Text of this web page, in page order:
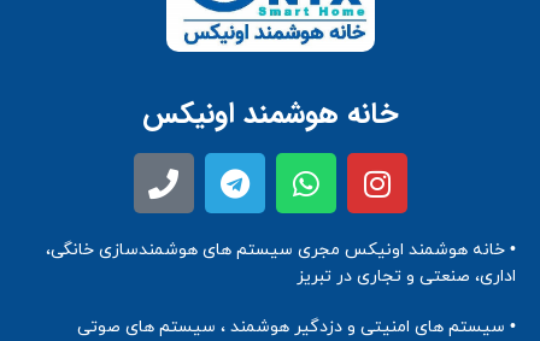
خانه هوشمند اونیکس
• خانه هوشمند اونیکس مجری سیستم های هوشمندسازی خانگی،
اداری، صنعتی و تجاری در تبریز
• سیستم های امنیتی و دزدگیر هوشمند ، سیستم های صوتی